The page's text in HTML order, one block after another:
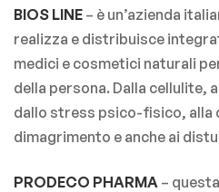
BIOS LINE – è un’azienda
realizza e distribuisce
medici e cosmetici naturali
della persona. Dalla cellulite,
dallo stress psico-fisico, alla
dimagrimento e anche ai
PRODECO PHARMA –